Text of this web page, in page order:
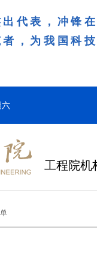
代表，冲锋
，为我国科
六
工程院机